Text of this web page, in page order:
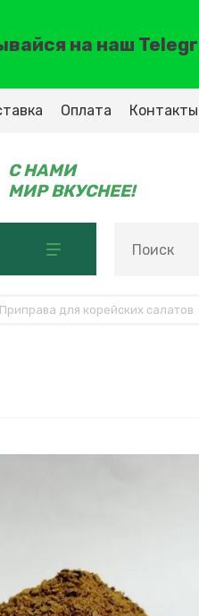
на наш
Оплата Контакты
C НАМИ
МИР ВКУСНЕЕ!
Приправа для корейских салатов